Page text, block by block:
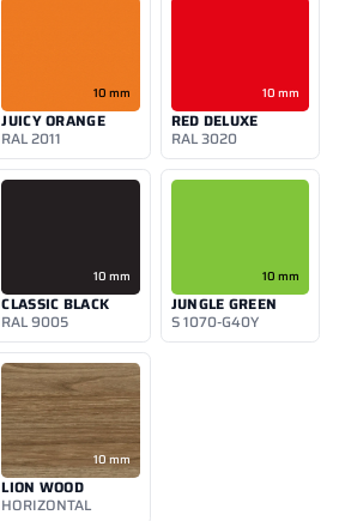
10 mm
JUICY ORANGE
RAL 2011
10 mm
RED DELUXE
RAL 3020
10 mm
CLASSIC BLACK
RAL 9005
10 mm
JUNGLE GREEN
S 1070-G40Y
10 mm
LION WOOD
HORIZONTAL